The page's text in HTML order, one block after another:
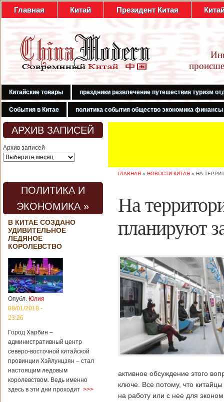
Главная Китай Президент Китая
Китайские товары праздники развлечение путешествия туризм
События в Китае политика события общество экономика финансы
АРХИВ ЗАПИСЕЙ
Архив записей
ПОЛИТИКА И
ЭКОНОМИКА »
В КИТАЕ СОЗДАНО
УДИВИТЕЛЬНОЕ
ЛЕДЯНОЕ
КОРОЛЕВСТВО
Опубл. Юлия
08/01/2018 -
23:26
Город Харбин –
административный центр
северо-восточной китайской
провинции Хэйлунцзян – стал
настоящим ледовым
королевством. Ведь именно
здесь в эти дни проходит >>>
ГЛАВНАЯ » НОВОСТИ КИТАЯ » НА
На
планируют
активное обсуждение этого
ключе. Все потому, что
на работу или с нее для